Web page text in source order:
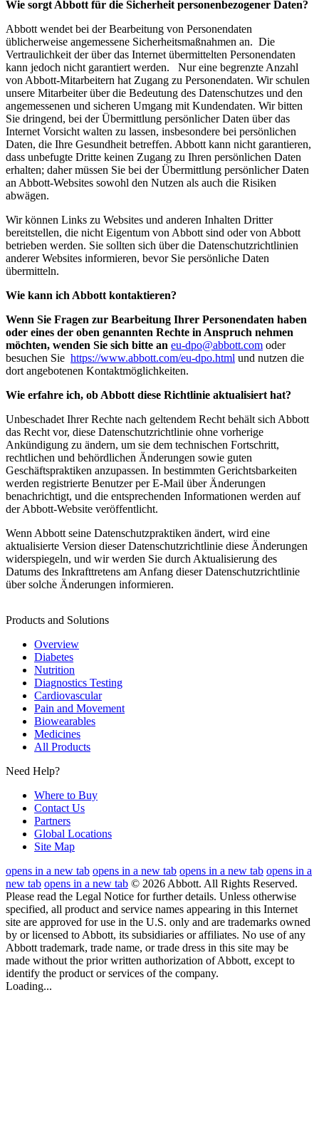
Wie sorgt Abbott für die Sicherheit personenbezogener Daten?
Abbott wendet bei der Bearbeitung von Personendaten
üblicherweise angemessene Sicherheitsmaßnahmen an. Die
Vertraulichkeit der über das Internet übermittelten Personendaten
kann jedoch nicht garantiert werden. Nur eine begrenzte Anzahl
von Abbott-Mitarbeitern hat Zugang zu Personendaten. Wir schulen
unsere Mitarbeiter über die Bedeutung des Datenschutzes und den
angemessenen und sicheren Umgang mit Kundendaten. Wir bitten
Sie dringend, bei der Übermittlung persönlicher Daten über das
Internet Vorsicht walten zu lassen, insbesondere bei persönlichen
Daten, die Ihre Gesundheit betreffen. Abbott kann nicht garantieren,
dass unbefugte Dritte keinen Zugang zu Ihren persönlichen Daten
erhalten; daher müssen Sie bei der Übermittlung persönlicher Daten
an Abbott-Websites sowohl den Nutzen als auch die Risiken
abwägen.
Wir können Links zu Websites und anderen Inhalten Dritter
bereitstellen, die nicht Eigentum von Abbott sind oder von Abbott
betrieben werden. Sie sollten sich über die Datenschutzrichtlinien
anderer Websites informieren, bevor Sie persönliche Daten
übermitteln.
Wie kann ich Abbott kontaktieren?
Wenn Sie Fragen zur Bearbeitung Ihrer Personendaten haben
oder eines der oben genannten Rechte in Anspruch nehmen
möchten, wenden Sie sich bitte an eu-dpo@abbott.com oder
besuchen Sie https://www.abbott.com/eu-dpo.html und nutzen die
dort angebotenen Kontaktmöglichkeiten.
Wie erfahre ich, ob Abbott diese Richtlinie aktualisiert hat?
Unbeschadet Ihrer Rechte nach geltendem Recht behält sich Abbott
das Recht vor, diese Datenschutzrichtlinie ohne vorherige
Ankündigung zu ändern, um sie dem technischen Fortschritt,
rechtlichen und behördlichen Änderungen sowie guten
Geschäftspraktiken anzupassen. In bestimmten Gerichtsbarkeiten
werden registrierte Benutzer per E-Mail über Änderungen
benachrichtigt, und die entsprechenden Informationen werden auf
der Abbott-Website veröffentlicht.
Wenn Abbott seine Datenschutzpraktiken ändert, wird eine
aktualisierte Version dieser Datenschutzrichtlinie diese Änderungen
widerspiegeln, und wir werden Sie durch Aktualisierung des
Datums des Inkrafttretens am Anfang dieser Datenschutzrichtlinie
über solche Änderungen informieren.
Products and Solutions
Overview
Diabetes
Nutrition
Diagnostics Testing
Cardiovascular
Pain and Movement
Biowearables
Medicines
All Products
Need Help?
Where to Buy
Contact Us
Partners
Global Locations
Site Map
opens in a new tab opens in a new tab opens in a new tab opens in a
new tab opens in a new tab © 2026 Abbott. All Rights Reserved.
Please read the Legal Notice for further details. Unless otherwise
specified, all product and service names appearing in this Internet
site are approved for use in the U.S. only and are trademarks owned
by or licensed to Abbott, its subsidiaries or affiliates. No use of any
Abbott trademark, trade name, or trade dress in this site may be
made without the prior written authorization of Abbott, except to
identify the product or services of the company.
Loading...